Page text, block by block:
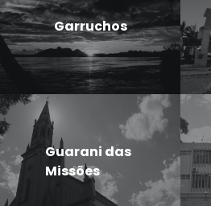
Garruchos
Guarani das
Missões